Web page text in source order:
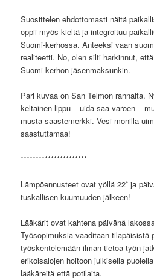
Suosittelen ehdottomasti näitä
oppii myös kieltä ja integroituu
Suomi-kerhossa. Anteeksi vaan
realiteetti. No, olen silti harkinnut,
Suomi-kerhon jäsenmaksunkin.
Pari kuvaa on San Telmon rannalta.
keltainen lippu – uida saa varoen –
musta saastemerkki. Vesi monilla
saastuttamaa!
**********************
Lämpöennusteet ovat yöllä 22˚ ja
tuskallisen kuumuuden jälkeen!
Lääkärit ovat kahtena päivänä
Työsopimuksia vaaditaan
työskentelemään ilman tietoa työn
erikoisalojen hoitoon julkisella
lääkäreitä että potilaita.